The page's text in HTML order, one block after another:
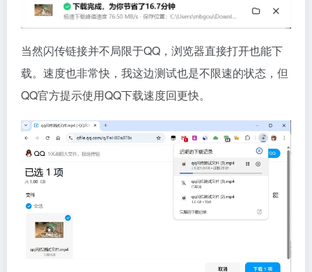
当然闪传链接并不局限于QQ，浏览器直接打开也能下
载。速度也非常快，我这边测试也是不限速的状态，但
QQ官方提示使用QQ下载速度回更快。